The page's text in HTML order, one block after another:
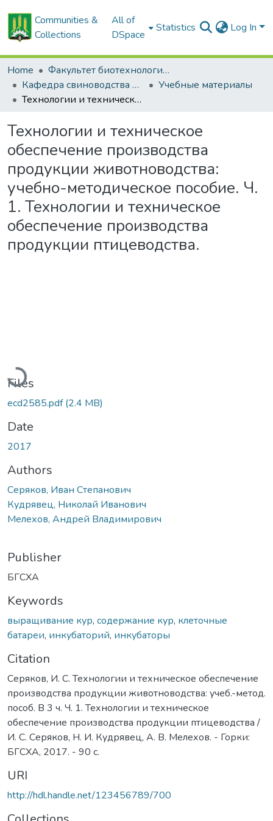
Communities &
Collections
All of
DSpace
Statistics Log In
Home
Факультет биотехнологии и аквакультуры
Кафедра свиноводства и мелкого животноводства
Учебные материалы
Технологии и техническое обеспечение производства продукции животноводства: учебно-методическое пособие. Ч. 1. Технологии и техническое обеспечение производства продукции птицеводства.
Технологии и техническое
обеспечение производства
продукции животноводства:
учебно-методическое пособие. Ч.
1. Технологии и техническое
обеспечение производства
продукции птицеводства.
Loading...
Files
ecd2585.pdf(2.4 MB)
Date
2017
Authors
Серяков, Иван Степанович
Кудрявец, Николай Иванович
Мелехов, Андрей Владимирович
Publisher
БГСХА
Keywords
выращивание кур, содержание кур, клеточные
батареи, инкубаторий, инкубаторы
Citation
Серяков, И. С. Технологии и техническое обеспечение
производства продукции животноводства: учеб.-метод.
пособ. В 3 ч. Ч. 1. Технологии и техническое
обеспечение производства продукции птицеводства /
И. С. Серяков, Н. И. Кудрявец, А. В. Мелехов. - Горки:
БГСХА, 2017. - 90 с.
URI
http://hdl.handle.net/123456789/700